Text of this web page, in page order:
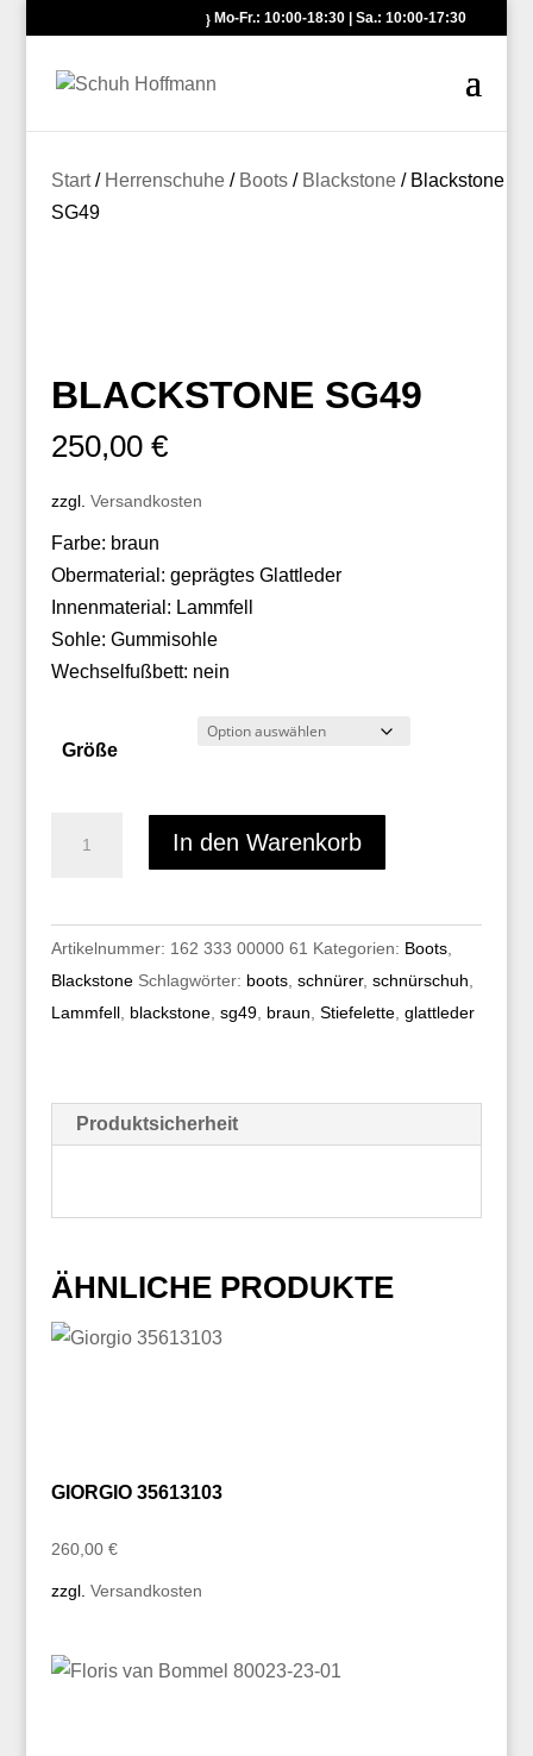
Mo-Fr.: 10:00-18:30 | Sa.: 10:00-17:30
Start/ Herrenschuhe/ Boots/ Blackstone/ Blackstone
SG49
BLACKSTONE SG49
250,00 €
zzgl. Versandkosten
Farbe: braun
Obermaterial: geprägtes Glattleder
Innenmaterial: Lammfell
Sohle: Gummisohle
Wechselfußbett: nein
Größe
In den Warenkorb
Artikelnummer: 162 333 00000 61 Kategorien: Boots,
Blackstone Schlagwörter: boots, schnürer, schnürschuh
Lammfell, blackstone, sg49, braun Stiefelette, glattleder
Produktsicherheit
ÄHNLICHE PRODUKTE
GIORGIO 35613103
260,00 €
zzgl. Versandkosten